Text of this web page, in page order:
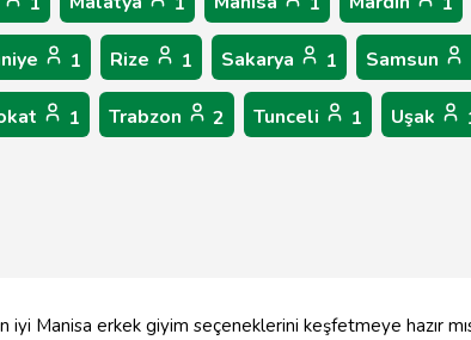
1 Rize 1 Sakarya 1 Samsun
1 Trabzon 2 Tunceli 1 Uşak
iyi Manisa erkek giyim seçeneklerini keşfetmeye hazır